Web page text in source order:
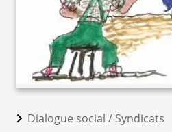
Dialogue social / Syndicats